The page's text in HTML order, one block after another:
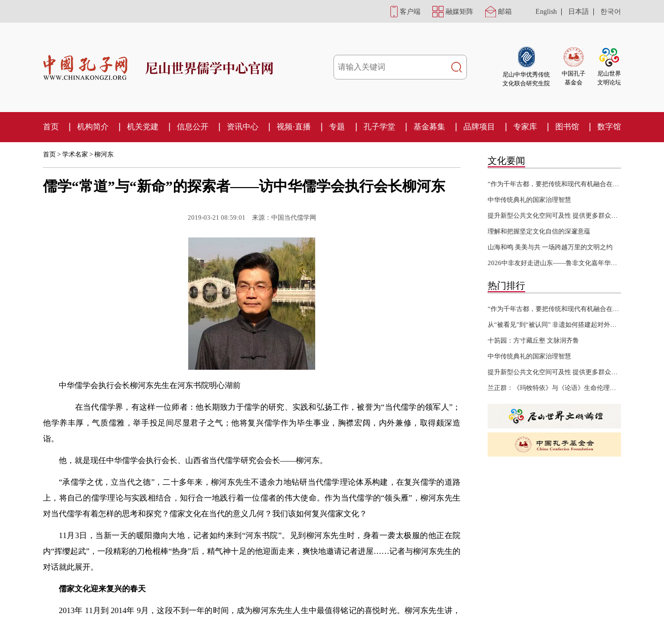
客户端 融媒矩阵 邮箱 English | 日本語 | 한국어
尼山世界儒学中心官网
尼山中华优秀传统
文化联合研究生院
中国孔子
基金会
尼山世界
文明论坛
首页 机构简介 机关党建 信息公开 资讯中心 视频·直播 专题 孔子学堂 基金募集 品牌项目 专家库 图书馆 数字馆
首页 > 学术名家 > 柳河东
儒学“常道”与“新命”的探索者——访中华儒学会执行会长柳河东
2019-03-21 08:59:01 来源：中国当代儒学网
中华儒学会执行会长柳河东先生在河东书院明心湖前
在当代儒学界，有这样一位师者：他长期致力于儒学的研究、实践和弘扬工作，被誉为“当代儒学的领军人”；
他学养丰厚，气质儒雅，举手投足间尽显君子之气；他将复兴儒学作为毕生事业，胸襟宏阔，内外兼修，取得颇深造
诣。
他，就是现任中华儒学会执行会长、山西省当代儒学研究会会长——柳河东。
“承儒学之优，立当代之德”，二十多年来，柳河东先生不遗余力地钻研当代儒学理论体系构建，在复兴儒学的道路
上，将自己的儒学理论与实践相结合，知行合一地践行着一位儒者的伟大使命。作为当代儒学的“领头雁”，柳河东先生
对当代儒学有着怎样的思考和探究？儒家文化在当代的意义几何？我们该如何复兴儒家文化？
11月3日，当新一天的暖阳撒向大地，记者如约来到“河东书院”。见到柳河东先生时，身着一袭太极服的他正在院
内“挥缨起武”，一段精彩的刀枪棍棒“热身”后，精气神十足的他迎面走来，爽快地邀请记者进屋……记者与柳河东先生的
对话就此展开。
儒家文化迎来复兴的春天
2013年 11月到 2014年 9月，这段不到一年的时间，成为柳河东先生人生中最值得铭记的喜悦时光。柳河东先生讲，
文化要闻
中华传统典礼的国家治理智慧
理解和把握坚定文化自信的深邃意蕴
山海和鸣 美美与共 一场跨越万里的文明之约
热门排行
十笏园：方寸藏丘壑 文脉润齐鲁
中华传统典礼的国家治理智慧